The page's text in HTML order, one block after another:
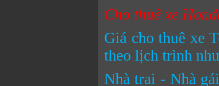
Cho thuê xe
Giá cho thuê xe
theo lịch trình
Nhà trai - Nhà